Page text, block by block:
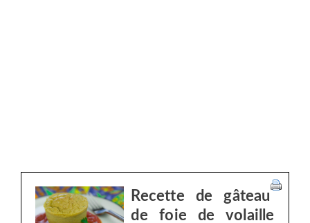
Recette de gâteau
de foie de volaille